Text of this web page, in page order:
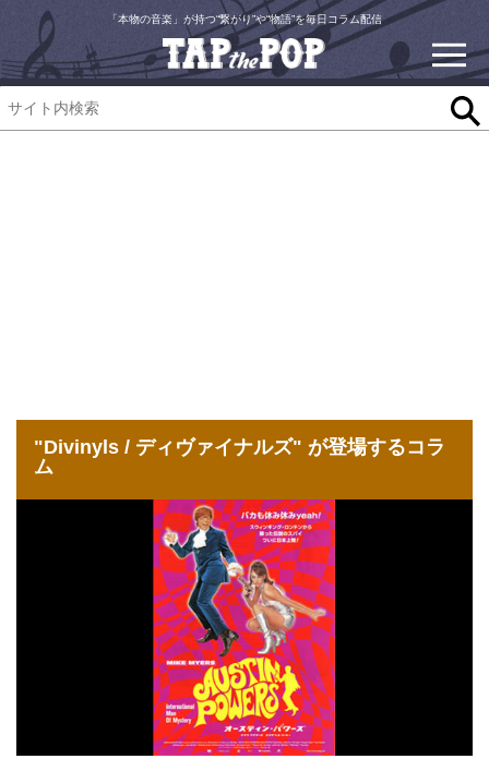
「本物の音楽」が持つ“繋がり”や“物語”を毎日コラム配信
"Divinyls / ディヴァイナルズ" が登場するコラ
ム